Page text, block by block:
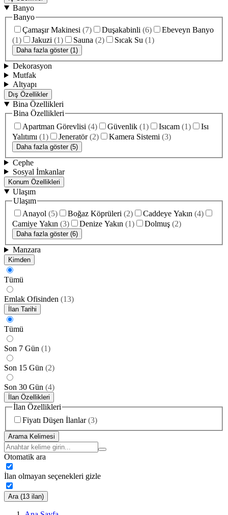
Banyo
Banyo
Çamaşır Makinesi (7) Duşakabinli (6)
Ebeveyn Banyo
(1) Jakuzi (1) Sauna (2) Sıcak Su (1)
Daha fazla göster (1)
Dekorasyon
Mutfak
Altyapı
Dış Özellikler
Bina Özellikleri
Bina Özellikleri
Apartman Görevlisi (4) Güvenlik (1) Isıcam (1)
Isı
Yalıtımı (1) Jeneratör (2) Kamera Sistemi (3)
Daha fazla göster (5)
Cephe
Sosyal İmkanlar
Konum Özellikleri
Ulaşım
Ulaşım
Anayol (5) Boğaz Köprüleri (2) Caddeye Yakın (4)
Camiye Yakın (3) Denize Yakın (1) Dolmuş (2)
Daha fazla göster (6)
Manzara
Kimden
Tümü
Emlak Ofisinden (13)
İlan Tarihi
Tümü
Son 7 Gün (1)
Son 15 Gün (2)
Son 30 Gün (4)
İlan Özellikleri
İlan Özellikleri
Fiyatı Düşen İlanlar (3)
Arama Kelimesi
Otomatik ara
İlan olmayan seçenekleri gizle
Ara (13 ilan)